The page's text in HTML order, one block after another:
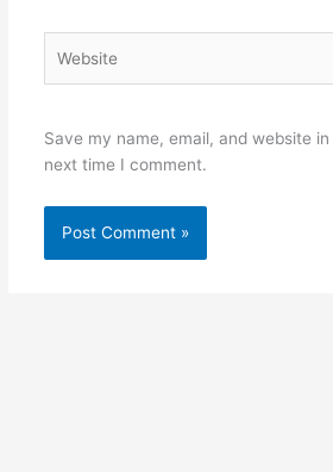
Save my name, email, and website
next time I comment.